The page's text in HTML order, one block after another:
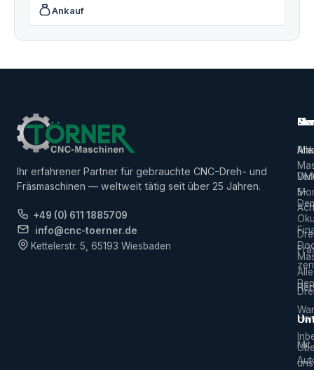
Ankauf
Ihr erfahrener Partner für gebrauchte CNC-Dreh- und
Fräsmaschinen — weltweit tätig seit über 25 Jahren.
+49 (0) 611 1885709
info@cnc-toerner.de
Kettelerstr. 5, 65193 Wiesbaden
Alle
5-
Mit
Alle
uns